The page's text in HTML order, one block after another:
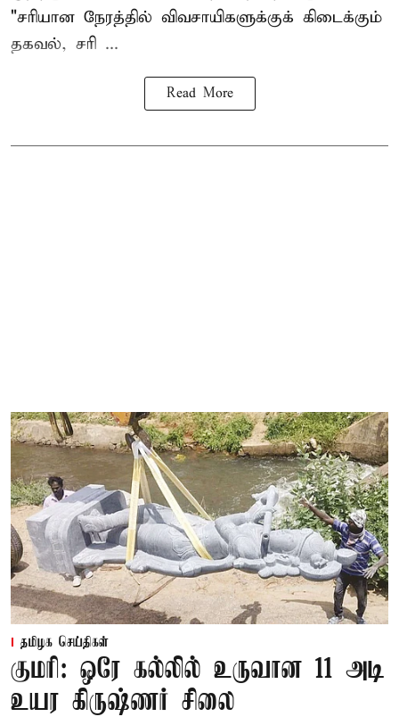
"சரியான நேரத்தில் விவசாயிகளுக்குக் கிடைக்கும்
தகவல், சரி ...
Read More
தமிழக செய்திகள்
குமரி: ஒரே கல்லில் உருவான 11 அடி
உயர கிருஷ்ணர் சிலை